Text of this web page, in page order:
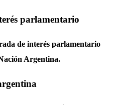
parlamentario
de interés parlamentario
Argentina.